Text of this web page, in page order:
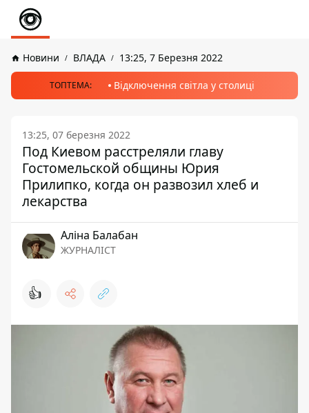
Новини ВЛАДА 13:25, 7 Березня 2022
ТОПТЕМА: Відключення світла у столиці
13:25, 07 березня 2022
Под Киевом расстреляли главу
Гостомельской общины Юрия
Прилипко, когда он развозил хлеб и
лекарства
Аліна Балабан
ЖУРНАЛІСТ
👍